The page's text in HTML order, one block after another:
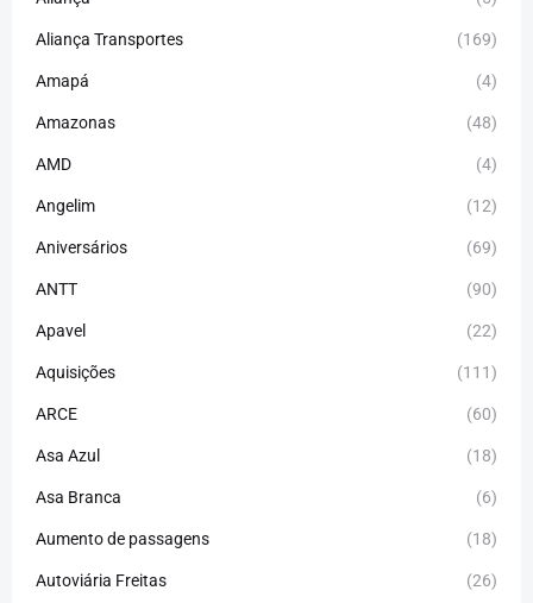
Aliança Transportes (169)
Amapá (4)
Amazonas (48)
AMD (4)
Angelim (12)
Aniversários (69)
ANTT (90)
Apavel (22)
Aquisições (111)
ARCE (60)
Asa Azul (18)
Asa Branca (6)
Aumento de passagens (18)
Autoviária Freitas (26)